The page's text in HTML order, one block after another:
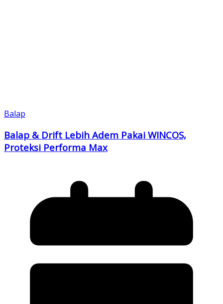
Balap
Balap & Drift Lebih Adem Pakai WINCOS,
Proteksi Performa Max